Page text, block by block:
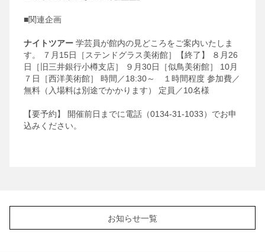
お知らせ一覧
■関連企画
ナイトツアー 学芸員が館内の見どころをご案内いたしま
す。
７月15日［ステンドグラス美術館］【終了】
８月26
日［旧三井銀行小樽支店］
９月30日［似鳥美術館］
10月
７日［西洋美術館］
時間／18:30～ １時間程度 参加費／
無料（入場料は別途でかかります）
定員／10名様
【要予約】
開催前日までに電話（0134-31-1033）でお申
込みください。